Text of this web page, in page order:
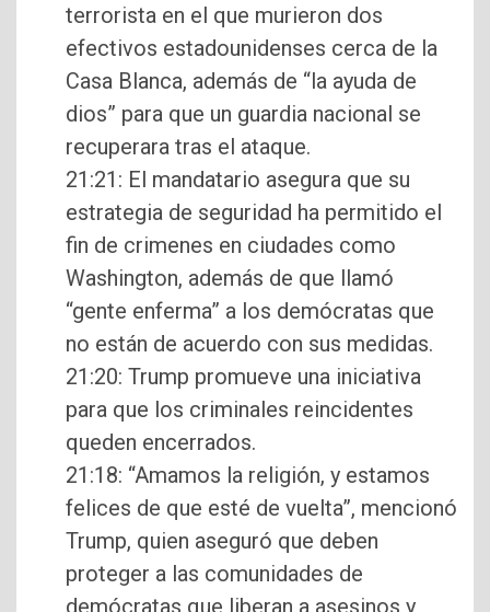
terrorista en el que murieron dos
efectivos estadounidenses cerca de la
Casa Blanca, además de “la ayuda de
dios” para que un guardia nacional se
recuperara tras el ataque.
21:21: El mandatario asegura que su
estrategia de seguridad ha permitido el
fin de crimenes en ciudades como
Washington, además de que llamó
“gente enferma” a los demócratas que
no están de acuerdo con sus medidas.
21:20: Trump promueve una iniciativa
para que los criminales reincidentes
queden encerrados.
21:18: “Amamos la religión, y estamos
felices de que esté de vuelta”, mencionó
Trump, quien aseguró que deben
proteger a las comunidades de